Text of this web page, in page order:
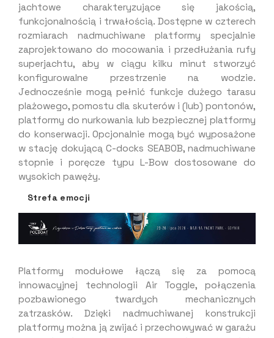
jachtowe charakteryzujące się jakością,
funkcjonalnością i trwałością. Dostępne w czterech
rozmiarach nadmuchiwane platformy specjalnie
zaprojektowano do mocowania i przedłużania rufy
superjachtu, aby w ciągu kilku minut stworzyć
konfigurowalne przestrzenie na wodzie.
Jednocześnie mogą pełnić funkcje dużego tarasu
plażowego, pomostu dla skuterów i (lub) pontonów,
platformy do nurkowania lub bezpiecznej platformy
do konserwacji. Opcjonalnie mogą być wyposażone
w stację dokującą C-docks SEABOB, nadmuchiwane
stopnie i poręcze typu L-Bow dostosowane do
wysokich pawęży.
Strefa emocji
Platformy modułowe łączą się za pomocą
innowacyjnej technologii Air Toggle, połączenia
pozbawionego twardych mechanicznych
zatrzasków. Dzięki nadmuchiwanej konstrukcji
platformy można ją zwijać i przechowywać w garażu